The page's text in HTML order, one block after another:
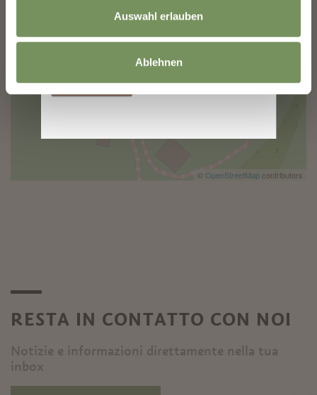
Auswahl erlauben
Ablehnen
© OpenStreetMap contributors
RESTA IN CONTATTO CON NOI
Notizie e informazioni direttamente nella tua
inbox
Le informazioni sull'utilizzo dei dati sono